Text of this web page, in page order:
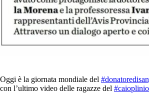
Oggi è la giornata mondiale del
con l’ultimo video delle ragazze del #caioplinio